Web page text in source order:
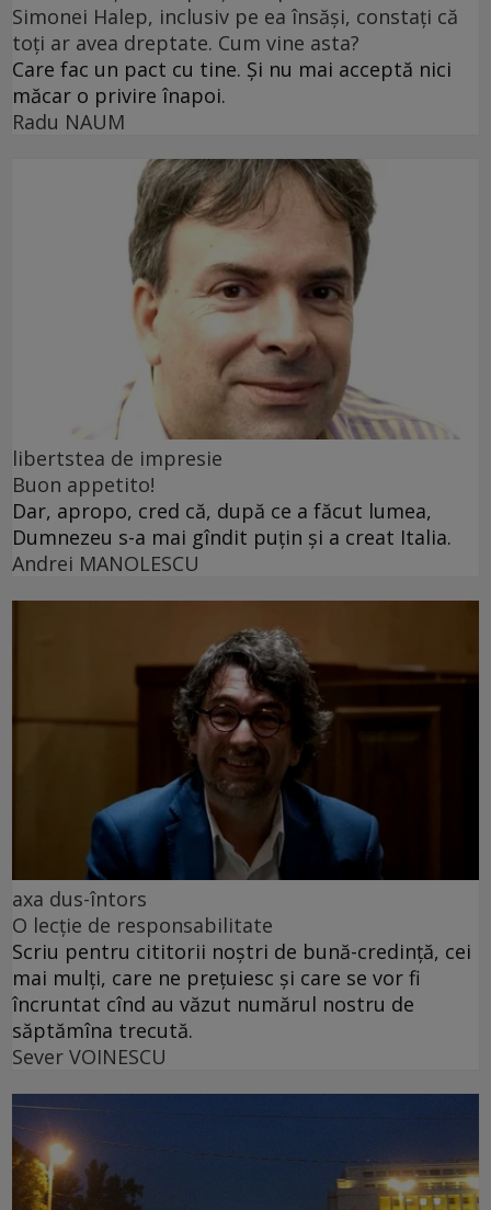
Simonei Halep, inclusiv pe ea însăși, constați că
toți ar avea dreptate. Cum vine asta?
Care fac un pact cu tine. Și nu mai acceptă nici
măcar o privire înapoi.
Radu NAUM
libertstea de impresie
Buon appetito!
Dar, apropo, cred că, după ce a făcut lumea,
Dumnezeu s-a mai gîndit puțin și a creat Italia.
Andrei MANOLESCU
axa dus-întors
O lecție de responsabilitate
Scriu pentru cititorii noștri de bună-credință, cei
mai mulți, care ne prețuiesc și care se vor fi
încruntat cînd au văzut numărul nostru de
săptămîna trecută.
Sever VOINESCU